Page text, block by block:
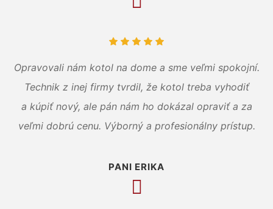
Opravovali nám kotol na dome a sme veľmi spokojní.
Technik z inej firmy tvrdil, že kotol treba vyhodiť
a kúpiť nový, ale pán nám ho dokázal opraviť a za
veľmi dobrú cenu. Výborný a profesionálny prístup.
PANI ERIKA